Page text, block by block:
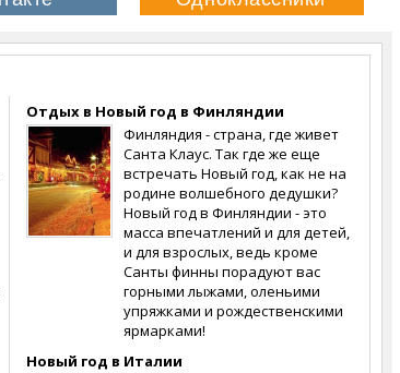
Отдых в Новый год в Финляндии
Финляндия - страна, где живет
Санта Клаус. Так где же еще
встречать Новый год, как не на
родине волшебного дедушки?
Новый год в Финляндии - это
масса впечатлений и для детей,
и для взрослых, ведь кроме
Санты финны порадуют вас
горными лыжами, оленьими
упряжками и рождественскими
ярмарками!
Новый год в Италии